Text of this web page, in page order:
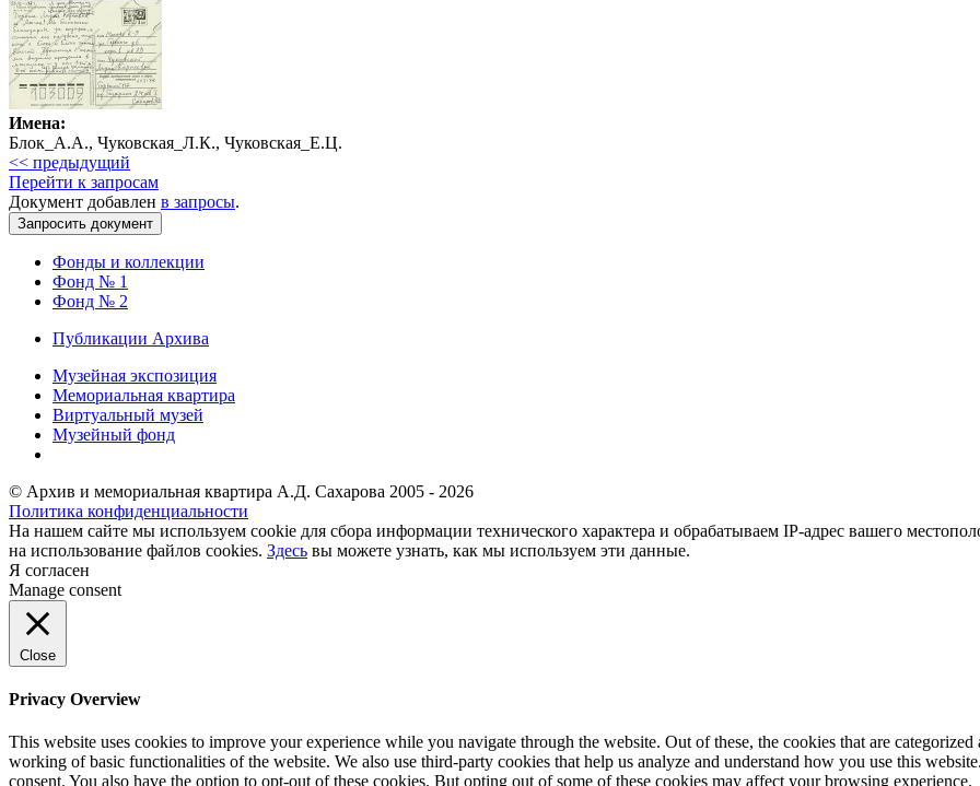
Имена:
Блок_А.А., Чуковская_Л.К., Чуковская_Е.Ц.
<< предыдущий
Перейти к запросам
Документ добавлен в запросы.
Фонды и коллекции
Фонд № 1
Фонд № 2
Публикации Архива
Музейная экспозиция
Мемориальная квартира
Виртуальный музей
Музейный фонд
© Архив и мемориальная квартира А.Д. Сахарова 2005 - 2026
Политика конфиденциальности
На нашем сайте мы используем cookie для сбора информации технического характера и обрабатываем IP-адрес вашего
на использование файлов cookies. Здесь вы можете узнать, как мы используем эти данные.
Я согласен
Manage consent
Close
Privacy Overview
This website uses cookies to improve your experience while you navigate through the website. Out of these, the cookies that are categorized
working of basic functionalities of the website. We also use third-party cookies that help us analyze and understand how you use this
consent. You also have the option to opt-out of these cookies. But opting out of some of these cookies may affect your browsing experience.